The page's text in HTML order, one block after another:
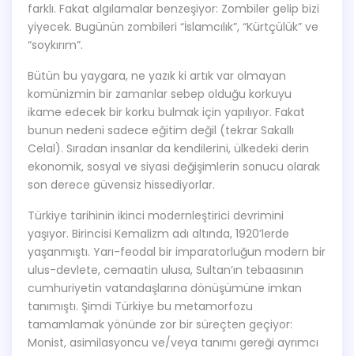
farklı. Fakat algılamalar benzeşiyor: Zombiler gelip bizi
yiyecek. Bugünün zombileri “İslamcılık”, “Kürtçülük” ve
“soykırım”.
Bütün bu yaygara, ne yazık ki artık var olmayan
komünizmin bir zamanlar sebep olduğu korkuyu
ikame edecek bir korku bulmak için yapılıyor. Fakat
bunun nedeni sadece eğitim değil (tekrar Sakallı
Celal). Sıradan insanlar da kendilerini, ülkedeki derin
ekonomik, sosyal ve siyasi değişimlerin sonucu olarak
son derece güvensiz hissediyorlar.
Türkiye tarihinin ikinci modernleştirici devrimini
yaşıyor. Birincisi Kemalizm adı altında, 1920’lerde
yaşanmıştı. Yarı-feodal bir imparatorluğun modern bir
ulus-devlete, cemaatin ulusa, Sultan’ın tebaasının
cumhuriyetin vatandaşlarına dönüşümüne imkan
tanımıştı. Şimdi Türkiye bu metamorfozu
tamamlamak yönünde zor bir süreçten geçiyor:
Monist, asimilasyoncu ve/veya tanımı gereği ayrımcı